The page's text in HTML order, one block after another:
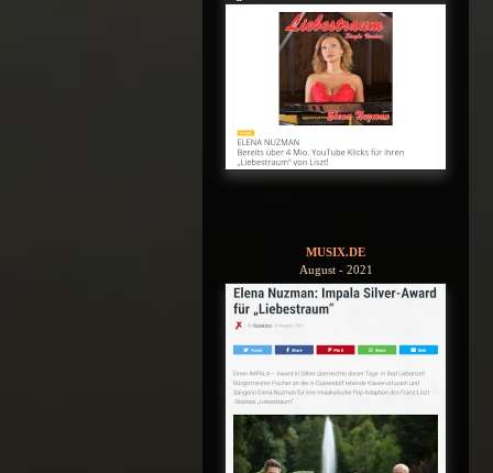
MUSIX.DE
August - 2021